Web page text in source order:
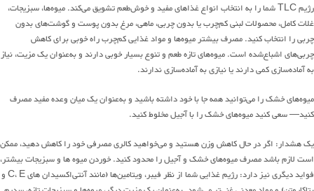
رژیم TLC شما را به انتخاب انواع غذاهای مفید و خوش‌طعم تشویق می‌کند. میوه‌ها، سبزیجات،
غلات کامل، محصولات لبنی کم‌چرب یا بدون چربی، ماهی، مرغ بدون پوست و گوشت‌های بدون
چربی را انتخاب کنید. مصرف بیشتر میوه‌ها و مواد غذایی کم‌چرب راه خوبی برای کاهش
چربی‌های اشباع‌شده است. میوه‌های تازه طعم و تنوع بسیار خوبی دارند و به‌عنوان یک مزیت، نیاز
به آماده‌سازی کمی دارند یا نیازی به آماده‌سازی ندارند.
میوه‌های خشک را می‌توانید همه جا با خود داشته باشید و به‌عنوان یک میان وعده مفید مصرف
کنید— سعی کنید میوه‌های خشک را با آجیل مخلوط کنید.
یک هشدار: اگر در حال کاهش وزن هستید و می‌خواهید کالری مصرفی خود را کاهش دهید، ممکن
است لازم باشد مصرف میوه‌های خشک و آجیل را محدود کنید. خوردن میوه ها و سبزیجات بیشتر،
فواید دیگری نیز دارد: رژیم غذایی شما از نظر فیبر، ویتامین‌ها (مانند آنتی‌اکسیدان های C، E و